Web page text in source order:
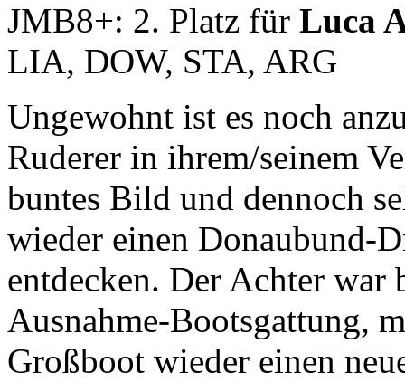
JMB8+: 2. Platz für Luca
LIA, DOW, STA, ARG
Ungewohnt ist es noch
Ruderer in ihrem/seinem
buntes Bild und dennoch
wieder einen Donaubund-
entdecken. Der Achter war
Ausnahme-Bootsgattung,
Großboot wieder einen